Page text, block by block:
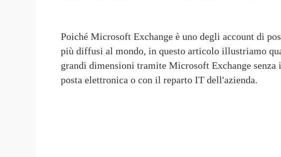
Poiché Microsoft Exchange è uno degli account di
più diffusi al mondo, in questo articolo illustriamo
grandi dimensioni tramite Microsoft Exchange
posta elettronica o con il reparto IT dell'azienda.